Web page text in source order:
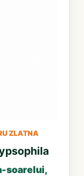
ZLATNA
soarelui,